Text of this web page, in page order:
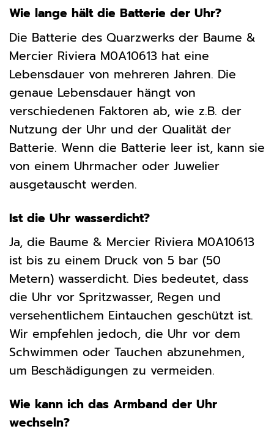
Wie lange hält die Batterie der Uhr?
Die Batterie des Quarzwerks der Baume &
Mercier Riviera M0A10613 hat eine
Lebensdauer von mehreren Jahren. Die
genaue Lebensdauer hängt von
verschiedenen Faktoren ab, wie z.B. der
Nutzung der Uhr und der Qualität der
Batterie. Wenn die Batterie leer ist, kann sie
von einem Uhrmacher oder Juwelier
ausgetauscht werden.
Ist die Uhr wasserdicht?
Ja, die Baume & Mercier Riviera M0A10613
ist bis zu einem Druck von 5 bar (50
Metern) wasserdicht. Dies bedeutet, dass
die Uhr vor Spritzwasser, Regen und
versehentlichem Eintauchen geschützt ist.
Wir empfehlen jedoch, die Uhr vor dem
Schwimmen oder Tauchen abzunehmen,
um Beschädigungen zu vermeiden.
Wie kann ich das Armband der Uhr
wechseln?